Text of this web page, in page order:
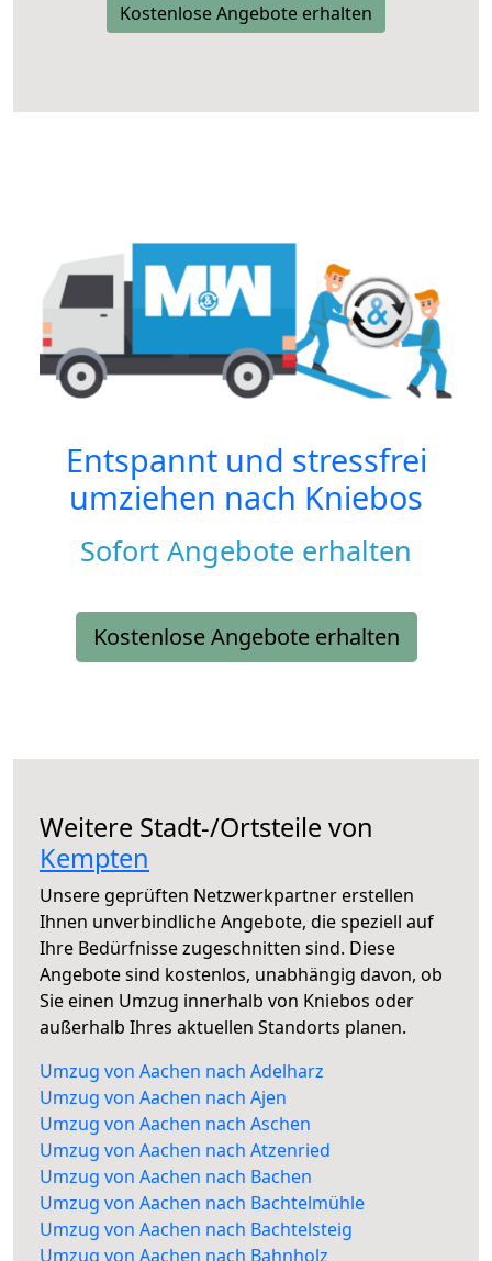
Kostenlose Angebote erhalten
Entspannt und stressfrei
umziehen nach Kniebos
Sofort Angebote erhalten
Kostenlose Angebote erhalten
Weitere Stadt-/Ortsteile von
Kempten
Unsere geprüften Netzwerkpartner erstellen
Ihnen unverbindliche Angebote, die speziell auf
Ihre Bedürfnisse zugeschnitten sind. Diese
Angebote sind kostenlos, unabhängig davon, ob
Sie einen Umzug innerhalb von Kniebos oder
außerhalb Ihres aktuellen Standorts planen.
Umzug von Aachen nach Adelharz
Umzug von Aachen nach Ajen
Umzug von Aachen nach Aschen
Umzug von Aachen nach Atzenried
Umzug von Aachen nach Bachen
Umzug von Aachen nach Bachtelmühle
Umzug von Aachen nach Bachtelsteig
Umzug von Aachen nach Bahnholz